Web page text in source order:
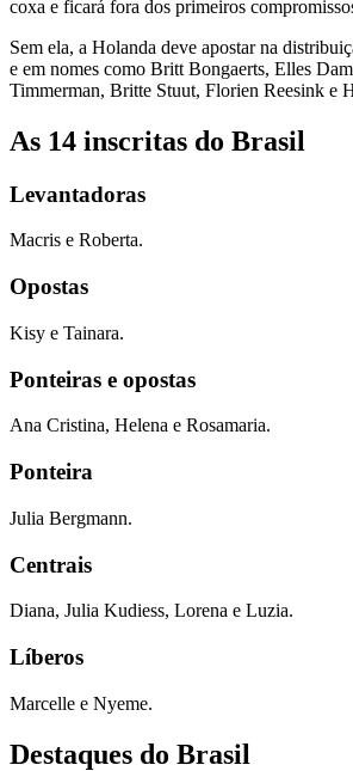
coxa e ficará fora dos primeiros
Sem ela, a Holanda deve apostar na
e em nomes como Britt Bongaerts, Elles
Timmerman, Britte Stuut, Florien Reesink e
As 14 inscritas do Brasil
Levantadoras
Macris e Roberta.
Opostas
Kisy e Tainara.
Ponteiras e opostas
Ana Cristina, Helena e Rosamaria.
Ponteira
Julia Bergmann.
Centrais
Diana, Julia Kudiess, Lorena e Luzia.
Líberos
Marcelle e Nyeme.
Destaques do Brasil